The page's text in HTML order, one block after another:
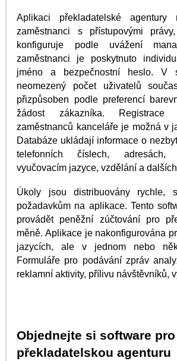
Aplikaci překladatelské agentury
zaměstnanci s přístupovými
konfiguruje podle uvážení
zaměstnanci je poskytnuto
jméno a bezpečnostní heslo. V
neomezený počet uživatelů
přizpůsoben podle preferencí
žádost zákazníka. Registrace
zaměstnanců kanceláře je možná v
Databáze ukládají informace o
telefonních číslech, adresách,
vyučovacím jazyce, vzdělání a
Úkoly jsou distribuovány rychle,
požadavkům na aplikace. Tento
provádět peněžní zúčtování pro
měně. Aplikace je nakonfigurována
jazycích, ale v jednom nebo
Formuláře pro podávání zpráv
reklamní aktivity, přílivu návštěvníků,
Objednejte si software pro
překladatelskou agenturu